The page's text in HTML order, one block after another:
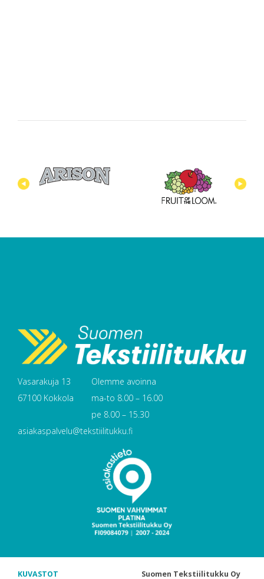
Vasarakuja 13
67100 Kokkola
Olemme avoinna
ma-to 8.00 – 16.00
pe 8.00 – 15.30
asiakaspalvelu@tekstiilitukku.fi
KUVASTOT Suomen Tekstiilitukku Oy